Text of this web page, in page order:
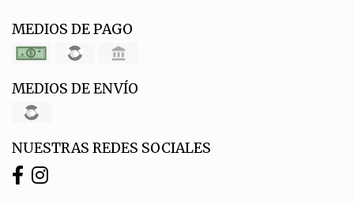
MEDIOS DE PAGO
MEDIOS DE ENVÍO
NUESTRAS REDES SOCIALES